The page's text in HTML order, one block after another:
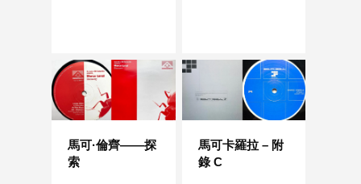
馬可·倫齊——探
索
馬可卡羅拉 – 附
錄 C